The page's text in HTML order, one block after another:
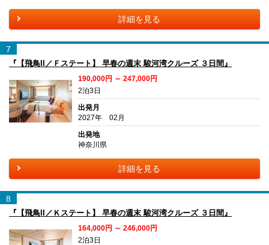
詳細を見る
7
『【飛鳥II／Ｆステート】 早春の週末 駿河湾クルーズ ３日間』
190,000円 ～ 247,000円
2泊3日
出発月
2027年 02月
出発地
神奈川県
詳細を見る
8
『【飛鳥II／Ｋステート】 早春の週末 駿河湾クルーズ ３日間』
164,000円 ～ 246,000円
2泊3日